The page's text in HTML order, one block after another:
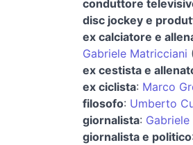
conduttore
disc jockey e
ex calciatore e
Gabriele Matricciani
ex cestista e
ex ciclista: Marco
filosofo: Umberto
giornalista: Gabriele
giornalista e politico: